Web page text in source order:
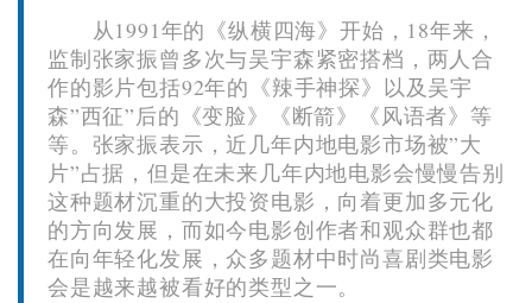
从1991年的《纵横四海》开始，18年来，
监制张家振曾多次与吴宇森紧密搭档，两人合
作的影片包括92年的《辣手神探》以及吴宇
森”西征”后的《变脸》《断箭》《风语者》等
等。张家振表示，近几年内地电影市场被”大
片”占据，但是在未来几年内地电影会慢慢告别
这种题材沉重的大投资电影，向着更加多元化
的方向发展，而如今电影创作者和观众群也都
在向年轻化发展，众多题材中时尚喜剧类电影
会是越来越被看好的类型之一。